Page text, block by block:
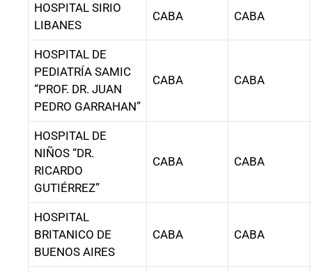
HOSPITAL SIRIO
LIBANES
CABA CABA
HOSPITAL DE
PEDIATRÍA SAMIC
“PROF. DR. JUAN
PEDRO GARRAHAN”
CABA CABA
HOSPITAL DE
NIÑOS “DR.
RICARDO
GUTIÉRREZ”
CABA CABA
HOSPITAL
BRITANICO DE
BUENOS AIRES
CABA CABA